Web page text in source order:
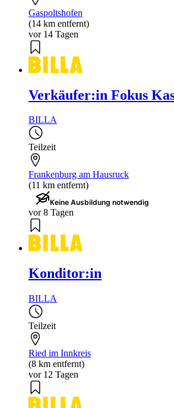
Gaspoltshofen
(14 km entfernt)
vor 14 Tagen
Verkäufer:in Fokus
BILLA
Teilzeit
Frankenburg am Hausruck
(11 km entfernt)
Keine Ausbildung notwendig
vor 8 Tagen
Konditor:in
BILLA
Teilzeit
Ried im Innkreis
(8 km entfernt)
vor 12 Tagen